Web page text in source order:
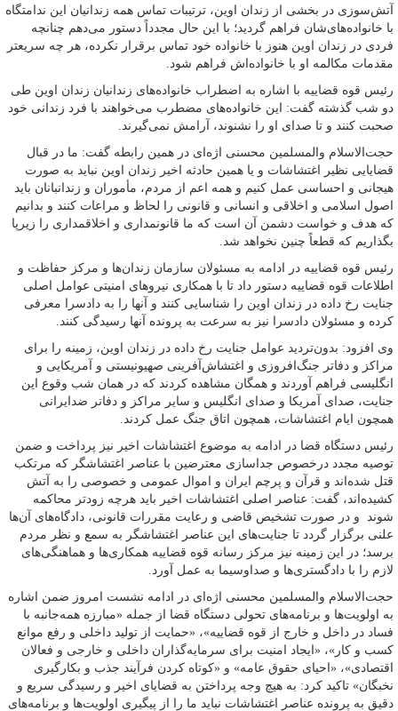
آتش‌سوزی در بخشی از زندان اوین، ترتیبات تماس همه زندانیان این ندامتگاه
با خانواده‌های‌شان فراهم گردید؛ با این حال مجدداً دستور می‌دهم چنانچه
فردی در زندان اوین هنوز با خانواده خود تماس برقرار نکرده، هر چه سریعتر
مقدمات مکالمه او با خانواده‌اش فراهم شود.
رئیس قوه قضاییه با اشاره به اضطراب خانواده‌های زندانیان زندان اوین طی
دو شب گذشته گفت: این خانواده‌های مضطرب می‌خواهند با فرد زندانی خود
صحبت کنند و تا صدای او را نشنوند، آرامش نمی‌گیرند.
حجت‌الاسلام والمسلمین محسنی اژه‌ای در همین رابطه گفت: ما در قبال
قضایایی نظیر اغتشاشات و یا همین حادثه اخیر زندان اوین نباید به صورت
هیجانی و احساسی عمل کنیم و همه اعم از مردم، مأموران و زندانبانان باید
اصول اسلامی و اخلاقی و انسانی و قانونی را لحاظ و مراعات کنند و بدانیم
که هدف و خواست دشمن آن است که ما قانونمداری و اخلاقمداری را زیرپا
بگذاریم که قطعاً چنین نخواهد شد.
رئیس قوه قضاییه در ادامه به مسئولان سازمان زندان‌ها و مرکز حفاظت و
اطلاعات قوه قضاییه دستور داد تا با همکاری نیروهای امنیتی عوامل اصلی
جنایت رخ داده در زندان اوین را شناسایی کنند و آنها را به دادسرا معرفی
کرده و مسئولان دادسرا نیز به سرعت به پرونده آنها رسیدگی کنند.
وی افزود: بدون‌تردید عوامل جنایت رخ داده در زندان اوین، زمینه را برای
مراکز و دفاتر جنگ‌افروزی و اغتشاش‌آفرینی صهیونیستی و آمریکایی و
انگلیسی فراهم آوردند و همگان مشاهده کردند که در همان شب وقوع این
جنایت، صدای آمریکا و صدای انگلیس و سایر مراکز و دفاتر ضدایرانی
همچون ایام اغتشاشات، همچون اتاق جنگ عمل کردند.
رئیس دستگاه قضا در ادامه به موضوع اغتشاشات اخیر نیز پرداخت و ضمن
توصیه مجدد درخصوص جداسازی معترضین با عناصر اغتشاشگر که مرتکب
قتل شده‌اند و قرآن و پرچم ایران و اموال عمومی و خصوصی را به آتش
کشیده‌اند، گفت: عناصر اصلی اغتشاشات اخیر باید هرچه زودتر محاکمه
شوند و در صورت تشخیص قاضی و رعایت مقررات قانونی، دادگاه‌های آن‌ها
علنی برگزار گردد تا جنایت‌های این عناصر اغتشاشگر به سمع و نظر مردم
برسد؛ در این زمینه نیز مرکز رسانه قوه قضاییه همکاری‌ها و هماهنگی‌های
لازم را با دادگستری‌ها و صداوسیما به عمل آورد.
حجت‌الاسلام والمسلمین محسنی اژه‌ای در ادامه نشست امروز ضمن اشاره
به اولویت‌ها و برنامه‌های تحولی دستگاه قضا از جمله «مبارزه همه‌جانبه با
فساد در داخل و خارج از قوه قضاییه»، «حمایت از تولید داخلی و رفع موانع
کسب و کار»، «ایجاد امنیت برای سرمایه‌گذاران داخلی و خارجی و فعالان
اقتصادی»، «احیای حقوق عامه» و «کوتاه کردن فرآیند جذب و بکارگیری
نخبگان» تاکید کرد: به هیچ وجه پرداختن به قضایای اخیر و رسیدگی سریع و
دقیق به پرونده عناصر اغتشاشات نباید ما را از پیگیری اولویت‌ها و برنامه‌های